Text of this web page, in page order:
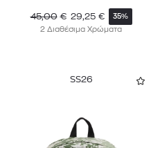
45,00 € 29,25 € 35%
2 Διαθέσιμα Χρώματα
SS26